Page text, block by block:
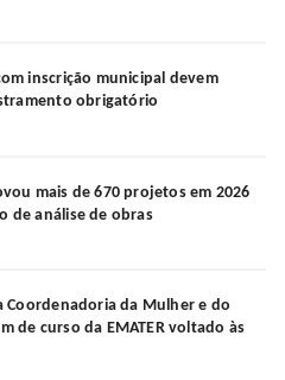
inscrição municipal devem
obrigatório
mais de 670 projetos em 2026
de análise de obras
Coordenadoria da Mulher e do
de curso da EMATER voltado às